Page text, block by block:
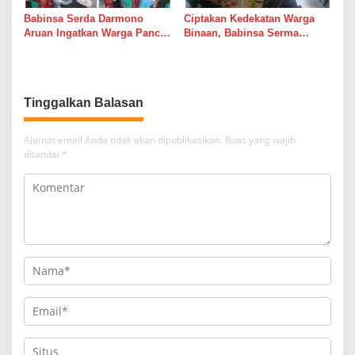
Babinsa Serda Darmono
Aruan Ingatkan Warga Pancur
Ciptakan Kedekatan Warga
Binaan, Babinsa Serma
Tinggalkan Balasan
Alamat email Anda tidak akan dipublikasikan. Ruas yang wajib
ditandai *